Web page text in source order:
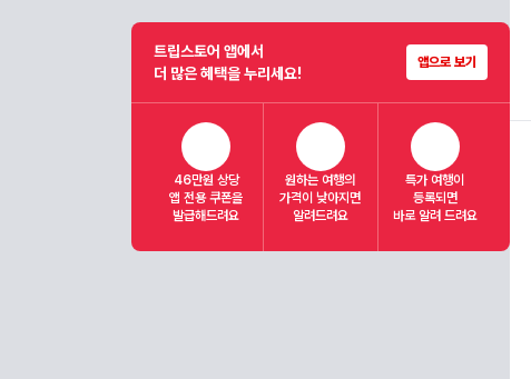
트립스토어 앱에서
더 많은 혜택을 누리세요!
앱으로 보기
46만원 상당
앱 전용 쿠폰을
발급해드려요
원하는 여행의
가격이 낮아지면
알려드려요
특가 여행이
등록되면
바로 알려 드려요